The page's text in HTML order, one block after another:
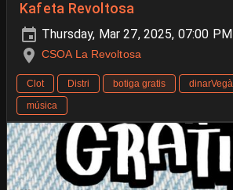
Kafeta Revoltosa
Thursday, Mar 27, 2025, 07:00 PM
CSOA La Revoltosa
Clot Distri botiga gratis dinarVegà
música